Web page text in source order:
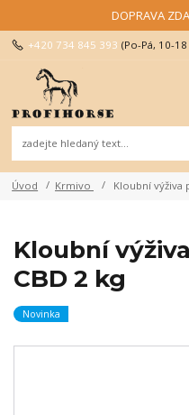
DOPRAVA
+420 734 845 393 (Po-Pá, 10-
Úvod Krmivo Kloubní výživa
Kloubní
CBD 2 kg
Novinka